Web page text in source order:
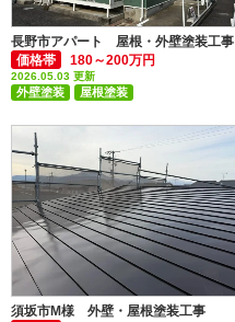
長野市アパート 屋根・外壁塗装工事
価格帯
180～200万円
2026.05.03 更新
外壁塗装
屋根塗装
アパート・マンション
須坂市M様 外壁・屋根塗装工事